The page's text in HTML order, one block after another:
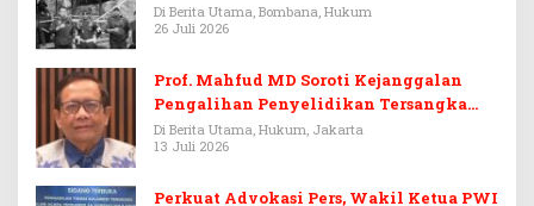
Di Berita Utama, Bombana, Hukum
26 Juli 2026
Prof. Mahfud MD Soroti Kejanggalan
Pengalihan Penyelidikan Tersangka
Febrie Adriansyah
Di Berita Utama, Hukum, Jakarta
13 Juli 2026
Perkuat Advokasi Pers, Wakil Ketua PWI